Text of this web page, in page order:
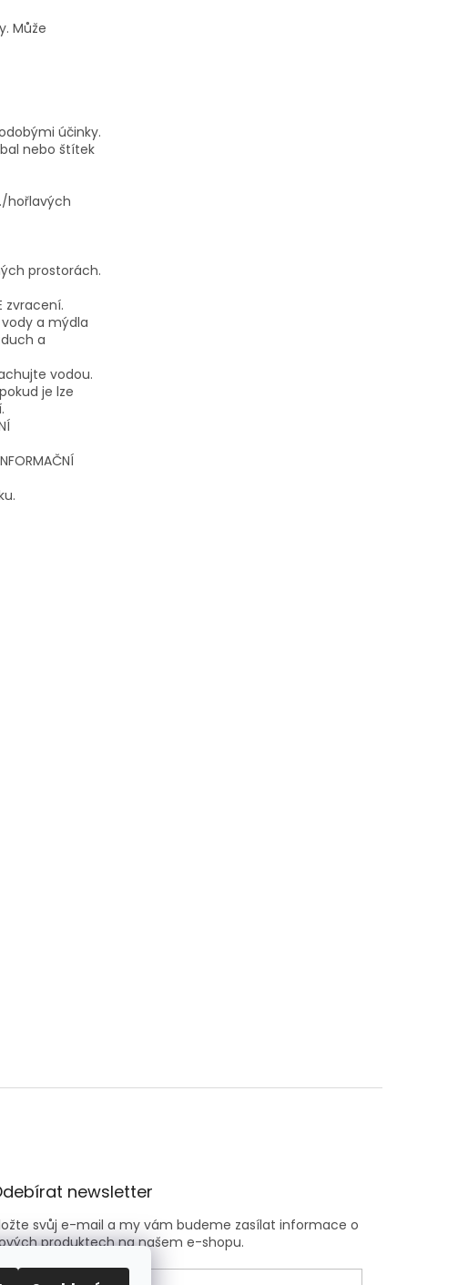
Může
účinky.
nebo štítek
hořlavých
prostorách.
zvracení.
vody a mýdla
a
vodou.
je lze
newsletter
svůj e-mail a my vám budeme zasílat informace o
produktech na našem e-shopu.